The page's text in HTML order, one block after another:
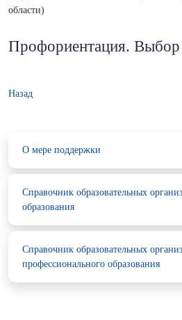
области)
Профориентация.
Назад
О мере поддержки
Справочник образовательных
образования
Справочник образовательных
профессионального образования